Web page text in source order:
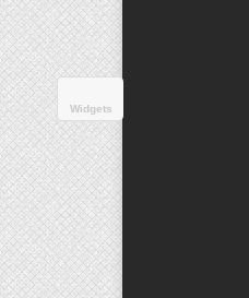
Widgets